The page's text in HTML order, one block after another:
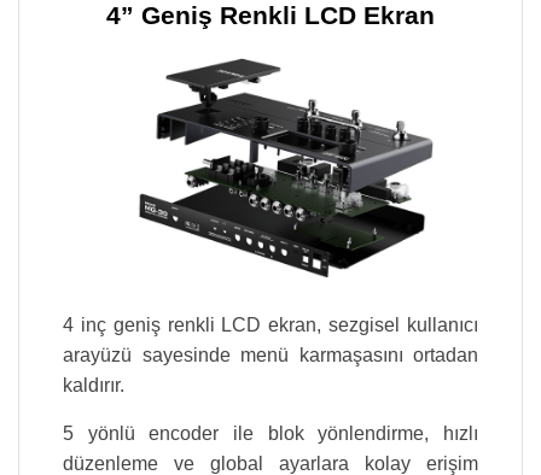
4” Geniş Renkli LCD Ekran
4 inç geniş renkli LCD ekran, sezgisel kullanıcı
arayüzü sayesinde menü karmaşasını ortadan
kaldırır.
5 yönlü encoder ile blok yönlendirme, hızlı
düzenleme ve global ayarlara kolay erişim